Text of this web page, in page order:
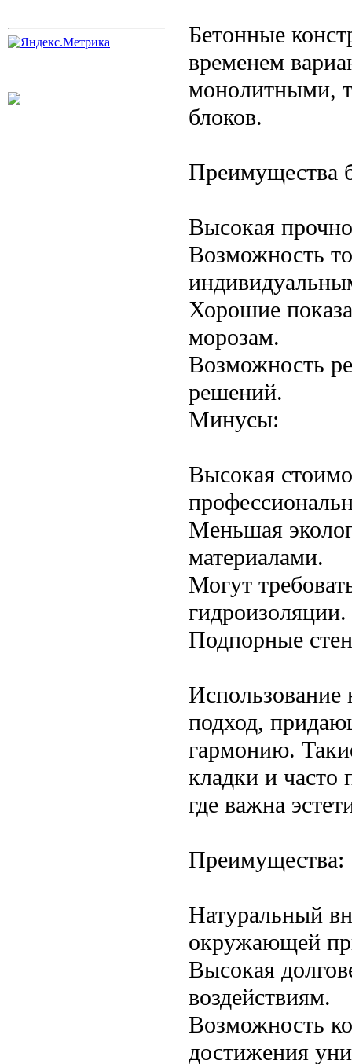
Бетонные
временем
монолитными,
блоков.
Преимущества
Высокая
Возможность
Хорошие
морозам.
Возможность
решений.
Минусы:
Высокая
Меньшая
материалами.
Могут
гидроизоляции.
Подпорные
Использование
подход,
гармонию.
кладки и
где важна
Преимущества:
Натуральный
окружающей
Высокая
воздействиям.
Возможность
достижения